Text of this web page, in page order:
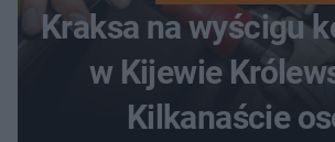
Kraksa na wyścigu
w Kijewie
Kilkanaście